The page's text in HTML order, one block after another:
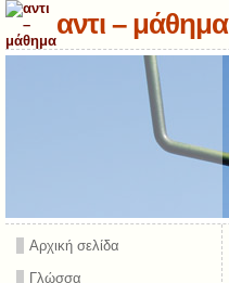
αντι – μάθημα
Αρχική σελίδα
Γλώσσα